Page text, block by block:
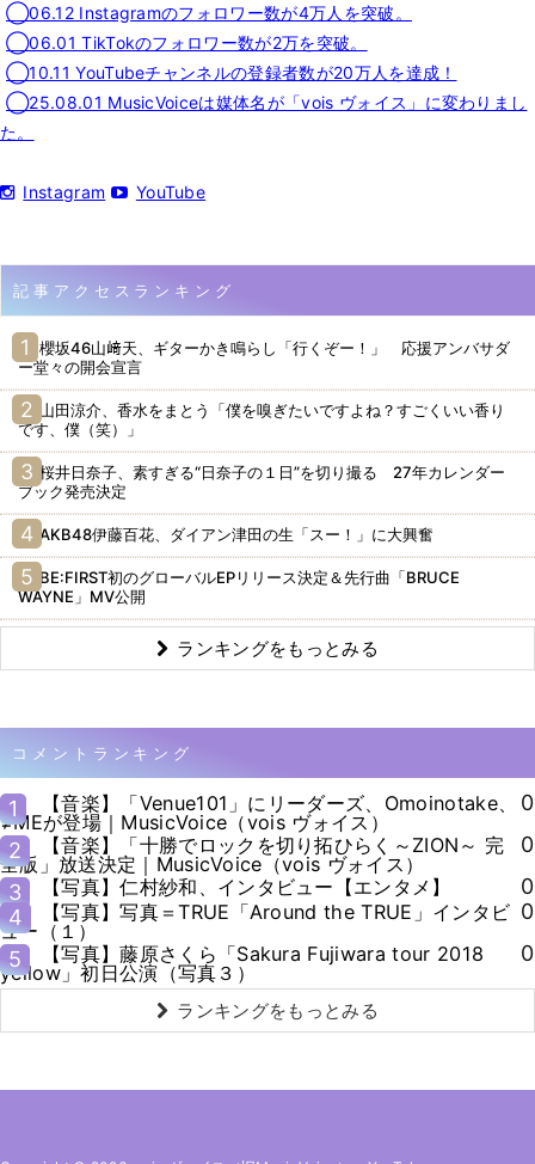
◯06.12 Instagramのフォロワー数が4万人を突破。
◯06.01 TikTokのフォロワー数が2万を突破。
◯10.11 YouTubeチャンネルの登録者数が20万人を達成！
◯25.08.01 MusicVoiceは媒体名が「vois ヴォイス」に変わりまし
た。
Instagram YouTube
記事アクセスランキング
櫻坂46山﨑天、ギターかき鳴らし「行くぞー！」 応援アンバサダ
ー堂々の開会宣言
山田涼介、香水をまとう「僕を嗅ぎたいですよね？すごくいい香り
です、僕（笑）」
桜井日奈子、素すぎる“日奈子の１日”を切り撮る 27年カレンダー
ブック発売決定
AKB48伊藤百花、ダイアン津田の生「スー！」に大興奮
BE:FIRST初のグローバルEPリリース決定＆先行曲「BRUCE
WAYNE」MV公開
ランキングをもっとみる
コメントランキング
1
【音楽】「Venue101」にリーダーズ、Omoinotake、
≠MEが登場｜MusicVoice（vois ヴォイス）
0
2
【音楽】「十勝でロックを切り拓ひらく～ZION～ 完
全版」放送決定｜MusicVoice（vois ヴォイス）
0
3
【写真】仁村紗和、インタビュー【エンタメ】
0
4
【写真】写真＝TRUE「Around the TRUE」インタビ
ュー（１）
0
5
【写真】藤原さくら「Sakura Fujiwara tour 2018
yellow」初日公演（写真３）
0
ランキングをもっとみる